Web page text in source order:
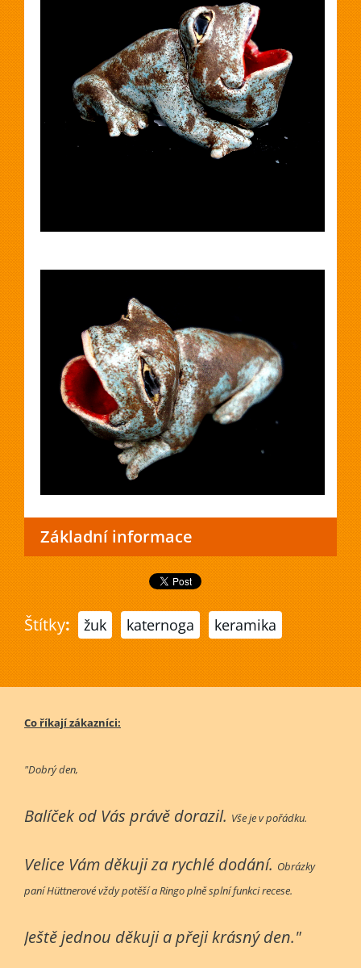
Základní informace
Štítky: žuk katernoga keramika
Co říkají zákazníci:
"Dobrý den,
Balíček od Vás právě dorazil. Vše je v pořádku.
Velice Vám děkuji za rychlé dodání. Obrázky
paní Hüttnerové vždy potěší a Ringo plně splní funkci recese.
Ještě jednou děkuji a přeji krásný den."